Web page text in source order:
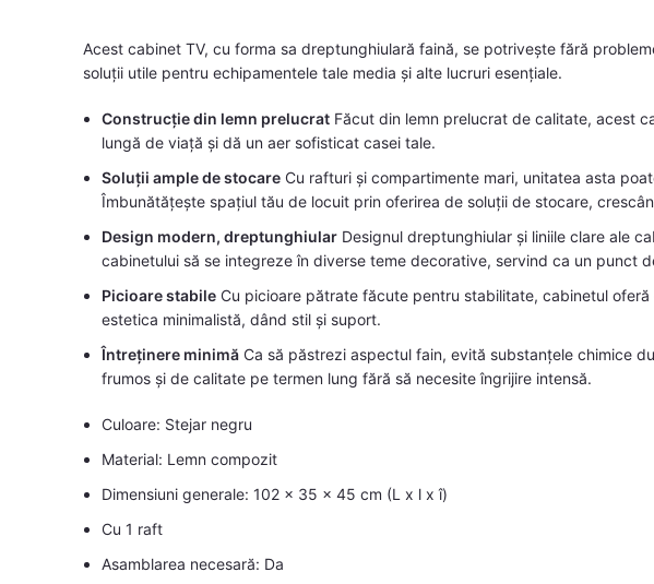
Acest cabinet TV, cu forma sa dreptunghiulară faină, se potrivește fără
soluții utile pentru echipamentele tale media și alte lucruri esențiale.
Construcție din lemn prelucrat Făcut din lemn prelucrat de calitate, acest
lungă de viață și dă un aer sofisticat casei tale.
Soluții ample de stocare Cu rafturi și compartimente mari, unitatea asta
Îmbunătățește spațiul tău de locuit prin oferirea de soluții de stocare,
Design modern, dreptunghiular Designul dreptunghiular și liniile clare ale
cabinetului să se integreze în diverse teme decorative, servind ca un punct
Picioare stabile Cu picioare pătrate făcute pentru stabilitate, cabinetul
estetica minimalistă, dând stil și suport.
Întreținere minimă Ca să păstrezi aspectul fain, evită substanțele chimice
frumos și de calitate pe termen lung fără să necesite îngrijire intensă.
Culoare: Stejar negru
Material: Lemn compozit
Dimensiuni generale: 102 x 35 x 45 cm (L x l x î)
Cu 1 raft
Asamblarea necesară: Da